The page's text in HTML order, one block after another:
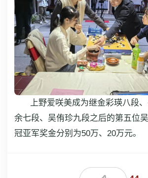
上野爱咲美成为继金彩瑛八段
余七段、吴侑珍九段之后的第五位吴
冠亚军奖金分别为50万、20万元。